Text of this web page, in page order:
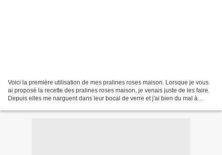
Voici la première utilisation de mes pralines roses maison. Lorsque je vous
ai proposé la recette des pralines roses maison, je venais juste de les faire.
Depuis elles me narguent dans leur bocal de verre et j'ai bien du mal à